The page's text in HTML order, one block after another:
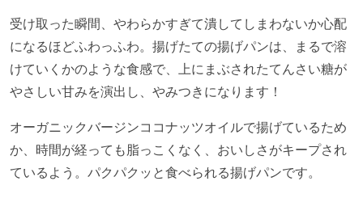
受け取った瞬間、やわらかすぎて潰してしまわないか心配
になるほどふわっふわ。揚げたての揚げパンは、まるで溶
けていくかのような食感で、上にまぶされたてんさい糖が
やさしい甘みを演出し、やみつきになります！
オーガニックバージンココナッツオイルで揚げているため
か、時間が経っても脂っこくなく、おいしさがキープされ
ているよう。パクパクッと食べられる揚げパンです。